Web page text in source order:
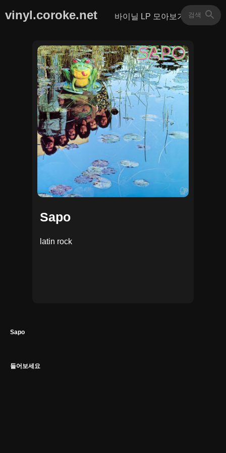
vinyl.coroke.net 바이닐 LP 모아보기
Sapo
latin rock
Sapo
들어보세요